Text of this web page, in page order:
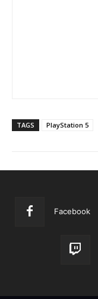
TAGS PlayStation 5
Facebook